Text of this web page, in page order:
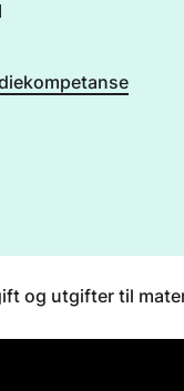
og utgifter til